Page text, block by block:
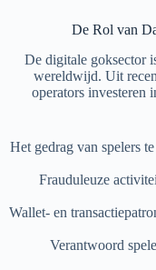
De Rol van
De digitale goksector
wereldwijd. Uit
operators investeren
Het gedrag van spelers
Frauduleuze
Wallet- en
Verantwoord